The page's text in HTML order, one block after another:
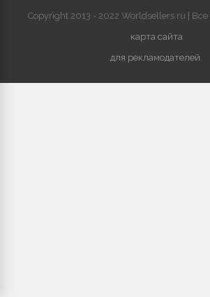
Copyright 2013 - 2022 Worldsellers.ru |
карта сайта
для рекламодателей